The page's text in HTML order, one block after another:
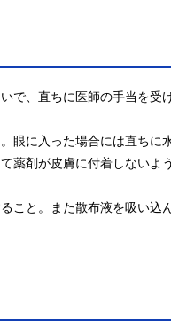
で、直ちに医師の手当を
眼に入った場合には直ちに
薬剤が皮膚に付着しない
こと。また散布液を吸い